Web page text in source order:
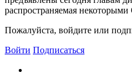
распространяемая
Пожалуйста, войдите или
Войти Подписаться